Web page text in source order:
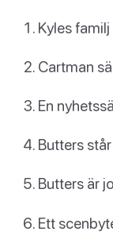
Kyles
Cartman
En
Butters
Butters är
Ett